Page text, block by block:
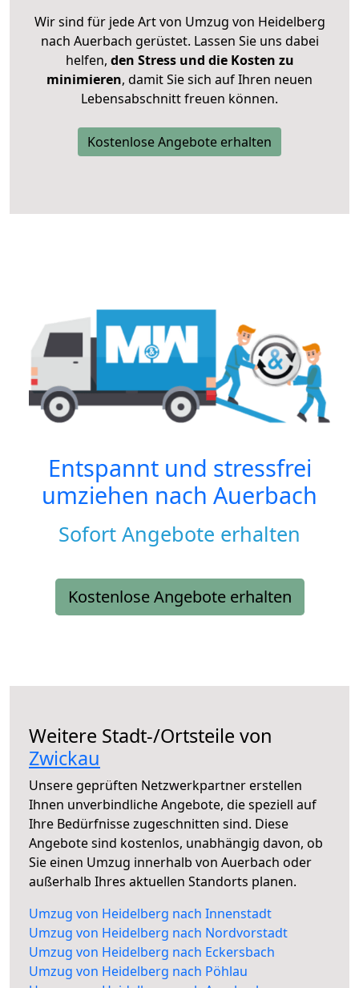
Wir sind für jede Art von Umzug von Heidelberg
nach Auerbach gerüstet. Lassen Sie uns dabei
helfen, den Stress und die Kosten zu
minimieren, damit Sie sich auf Ihren neuen
Lebensabschnitt freuen können.
Kostenlose Angebote erhalten
Entspannt und stressfrei
umziehen nach Auerbach
Sofort Angebote erhalten
Kostenlose Angebote erhalten
Weitere Stadt-/Ortsteile von
Zwickau
Unsere geprüften Netzwerkpartner erstellen
Ihnen unverbindliche Angebote, die speziell auf
Ihre Bedürfnisse zugeschnitten sind. Diese
Angebote sind kostenlos, unabhängig davon, ob
Sie einen Umzug innerhalb von Auerbach oder
außerhalb Ihres aktuellen Standorts planen.
Umzug von Heidelberg nach Innenstadt
Umzug von Heidelberg nach Nordvorstadt
Umzug von Heidelberg nach Eckersbach
Umzug von Heidelberg nach Pöhlau